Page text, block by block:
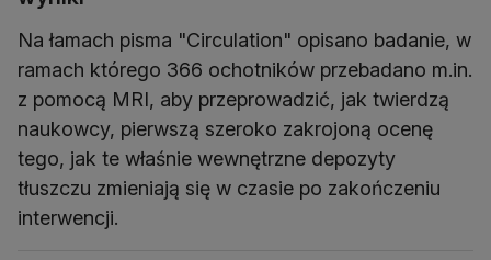
Na łamach pisma "Circulation" opisano badanie, w
ramach którego 366 ochotników przebadano m.in.
z pomocą MRI, aby przeprowadzić, jak twierdzą
naukowcy, pierwszą szeroko zakrojoną ocenę
tego, jak te właśnie wewnętrzne depozyty
tłuszczu zmieniają się w czasie po zakończeniu
interwencji.